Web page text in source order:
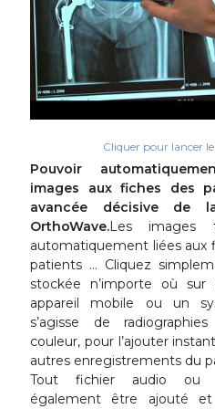
Cliquer pour lancer
Pouvoir
images aux fiches des
avancée décisive de
OrthoWave.Les images
automatiquement liées aux
patients … Cliquez
stockée n’importe où
appareil mobile ou un
s’agisse de
couleur, pour l’ajouter
autres enregistrements du
Tout fichier audio ou
également être ajouté